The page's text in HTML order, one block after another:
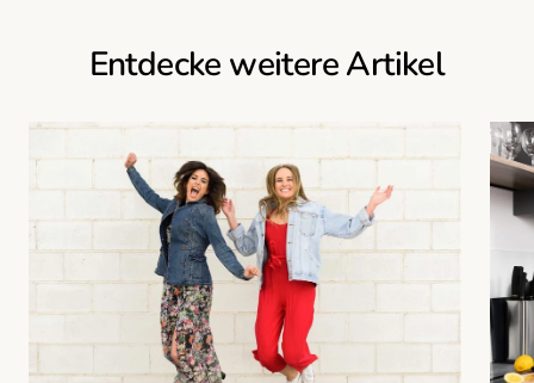
Entdecke weitere Artikel